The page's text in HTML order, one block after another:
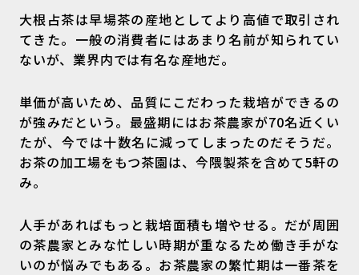
大根占茶は早場茶の産地としてより高値で取引され
てきた。一般の消費者にはあまり名前が知られてい
ないが、業界内では有名な産地だ。
単価が高いため、品質にこだわった栽培ができるの
が強みだという。最盛期にはお茶農家が70名近くい
たが、今では十数名に減ってしまったのだそうだ。
お茶の加工場をもつ茶園は、今隈製茶を含めて5軒の
み。
人手があればもっと栽培面積も増やせる。だが周囲
の茶農家とみな忙しい時期が重なるため働き手がな
いのが悩みでもある。お茶農家の繁忙期は一番茶を